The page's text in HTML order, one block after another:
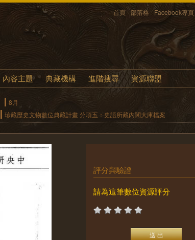
首頁 部落格 Facebook專頁
內容主題 典藏機構 進階搜尋 資源聯盟
8月
珍藏歷史文物數位典藏計畫 分項五：史語所藏內閣大庫檔案
評分與驗證
請為這筆數位資源評分